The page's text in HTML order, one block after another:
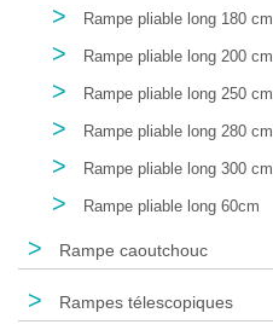
> Rampe pliable long 180 cm
> Rampe pliable long 200 cm
> Rampe pliable long 250 cm
> Rampe pliable long 280 cm
> Rampe pliable long 300 cm
> Rampe pliable long 60cm
> Rampe caoutchouc
> Rampes télescopiques